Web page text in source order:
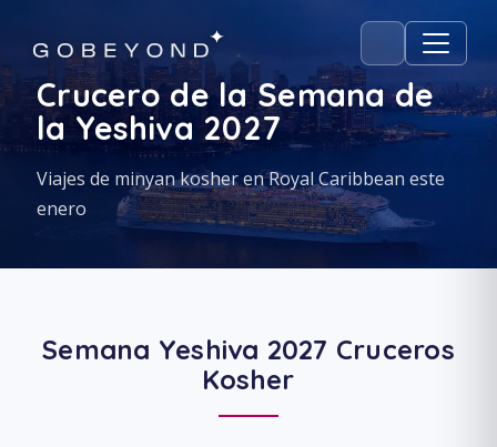
Crucero de la Semana de
la Yeshiva 2027
Viajes de minyan kosher en Royal Caribbean este
enero
Semana Yeshiva 2027 Cruceros
Kosher